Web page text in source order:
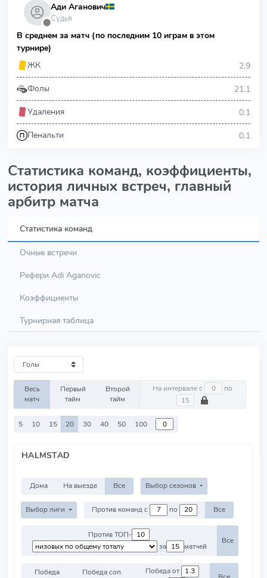
⬤
Ади Аганович
Судья
В среднем за матч (по последним 10 играм в этом
турнире)
ЖК
2.9
Фолы 21.1
Удаления 0.1
Пенальти 0.1
Статистика команд, коэффициенты,
история личных встреч, главный
арбитр матча
Статистика команд
Очные встречи
Рефери Adi Aganovic
Коэффициенты
Турнирная таблица
Весь
матч
Первый
тайм
Второй
тайм
На интервале с по
5 10 15 20 30 40 50 100
HALMSTAD
Дома На выезде Все Выбор сезонов
Выбор лиги Против команд с по Все
Против ТОП-
за
матчей
Все
Победа
Победа соп.
Победа от